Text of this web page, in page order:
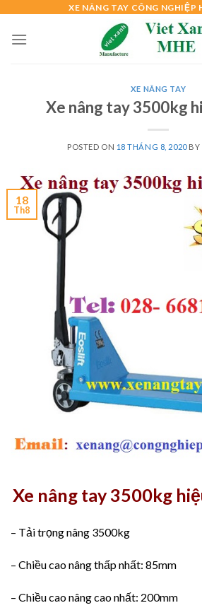
content
XE NÂNG TAY CÔNG NGHIỆP
XE NÂNG TAY
Xe nâng tay 3500kg
POSTED ON 18 THÁNG 8, 2020BY
18
Th8
Xe nâng tay 3500kg
– Tải trọng nâng 3500kg
– Chiều cao nâng thấp nhất: 85mm
– Chiều cao nâng cao nhất: 200mm